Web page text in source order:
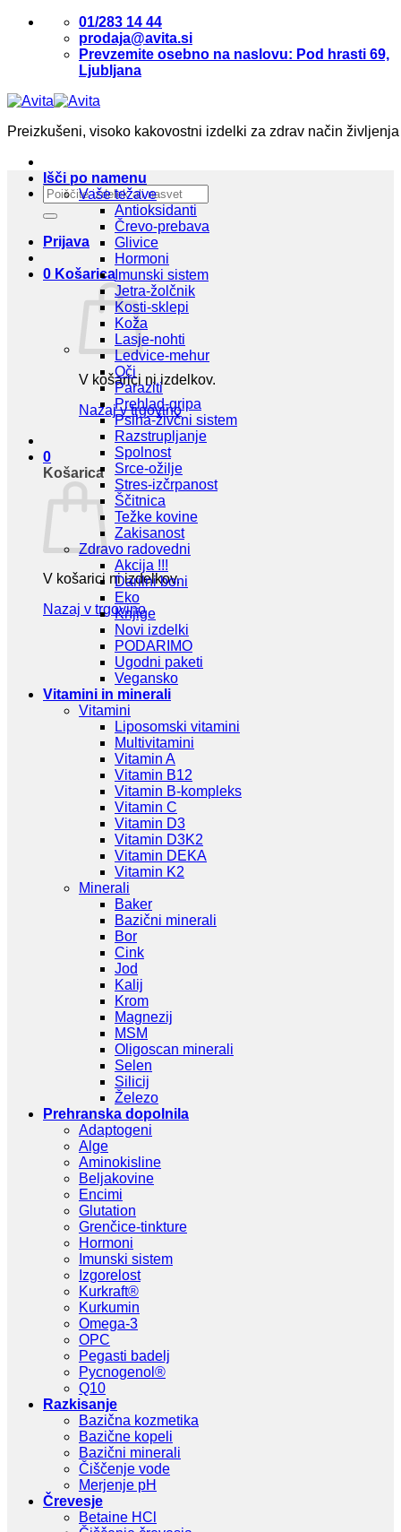
Skoči
01/283 14 44
prodaja@avita.si
Prevzemite osebno na naslovu: Pod hrasti 69,
Ljubljana
Preizkušeni, visoko kakovostni izdelki za zdrav način življenja
Išči:
Prijava
0 Košarica
V košarici ni izdelkov.
Nazaj v trgovino
0
Košarica
V košarici ni izdelkov.
Nazaj v trgovino
Išči po namenu
Vaše težave
Antioksidanti
Črevo-prebava
Glivice
Hormoni
Imunski sistem
Jetra-žolčnik
Kosti-sklepi
Koža
Lasje-nohti
Ledvice-mehur
Oči
Paraziti
Prehlad-gripa
Psiha-živčni sistem
Razstrupljanje
Spolnost
Srce-ožilje
Stres-izčrpanost
Ščitnica
Težke kovine
Zakisanost
Zdravo radovedni
Akcija !!!
Darilni boni
Eko
Knjige
Novi izdelki
PODARIMO
Ugodni paketi
Vegansko
Vitamini in minerali
Vitamini
Liposomski vitamini
Multivitamini
Vitamin A
Vitamin B12
Vitamin B-kompleks
Vitamin C
Vitamin D3
Vitamin D3K2
Vitamin DEKA
Vitamin K2
Minerali
Baker
Bazični minerali
Bor
Cink
Jod
Kalij
Krom
Magnezij
MSM
Oligoscan minerali
Selen
Silicij
Železo
Prehranska dopolnila
Adaptogeni
Alge
Aminokisline
Beljakovine
Encimi
Glutation
Grenčice-tinkture
Hormoni
Imunski sistem
Izgorelost
Kurkraft®
Kurkumin
Omega-3
OPC
Pegasti badelj
Pycnogenol®
Q10
Razkisanje
Bazična kozmetika
Bazične kopeli
Bazični minerali
Čiščenje vode
Merjenje pH
Črevesje
Betaine HCl